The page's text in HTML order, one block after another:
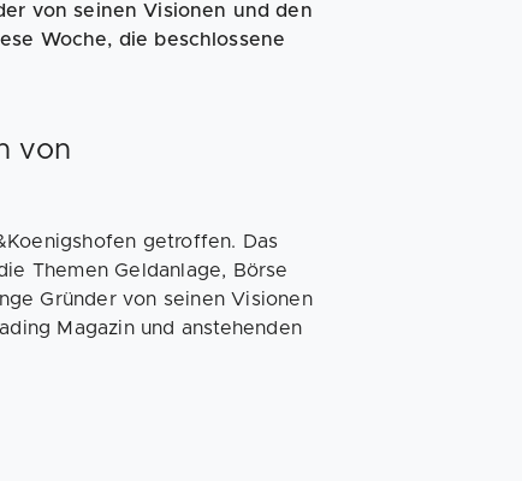
von seinen Visionen und den
Woche, die beschlossene
von
getroffen. Das
Themen Geldanlage, Börse
Gründer von seinen Visionen
Magazin und anstehenden